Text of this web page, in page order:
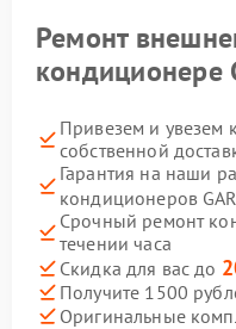
Ремонт
кондиционере
Привезем и увезем
собственной
Гарантия на наши
кондиционеров
Срочный ремонт
течении часа
Скидка для вас до
Получите 1500
Оригинальные